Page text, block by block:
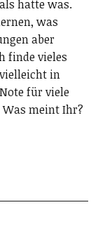
hatte was.
was
aber
finde vieles
in
für viele
meint Ihr?